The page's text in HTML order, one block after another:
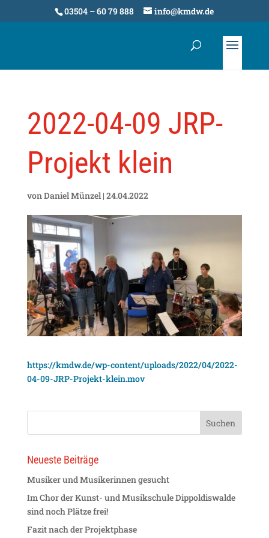
03504 – 60 79 888 info@kmdw.de
2022-04-09 JRP-
Projekt klein
vonDaniel Münzel| 24.04.2022
https://kmdw.de/wp-content/uploads/2022/04/2022-
04-09-JRP-Projekt-klein.mov
Neueste Beiträge
Musiker und Musikerinnen gesucht
Im Chor der Kunst- und Musikschule Dippoldiswalde
sind noch Plätze frei!
Fazit nach der Projektphase